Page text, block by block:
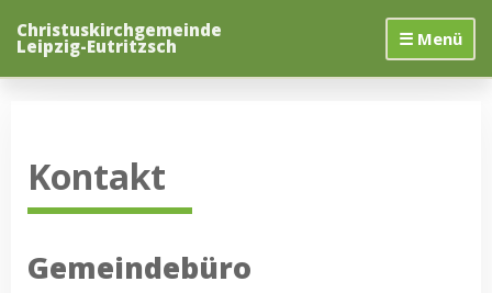
Inhalt
springen
Christuskirchgemeinde
Leipzig-Eutritzsch ☰ Menü
Kontakt
Gemeindebüro